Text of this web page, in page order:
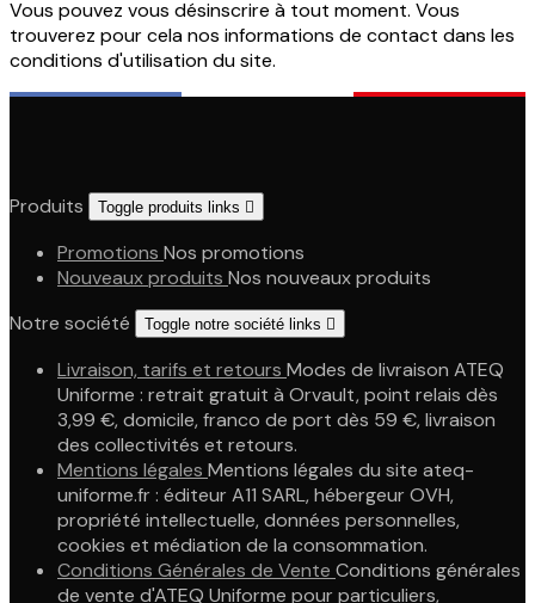
Vous pouvez vous désinscrire à tout moment. Vous
trouverez pour cela nos informations de contact dans les
conditions d'utilisation du site.
Produits Toggle produits links 
Promotions Nos promotions
Nouveaux produits Nos nouveaux produits
Notre société
Toggle notre société links 
Livraison, tarifs et retours Modes de livraison ATEQ
Uniforme : retrait gratuit à Orvault, point relais dès
3,99 €, domicile, franco de port dès 59 €, livraison
des collectivités et retours.
Mentions légales Mentions légales du site ateq-
uniforme.fr : éditeur A11 SARL, hébergeur OVH,
propriété intellectuelle, données personnelles,
cookies et médiation de la consommation.
Conditions Générales de Vente Conditions générales
de vente d'ATEQ Uniforme pour particuliers,